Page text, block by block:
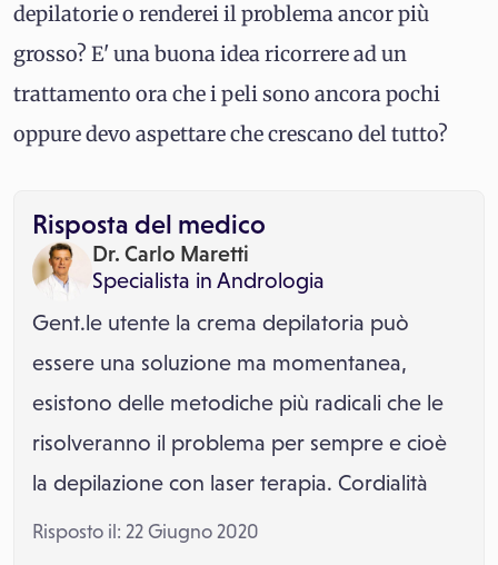
depilatorie o renderei il problema ancor più
grosso? E' una buona idea ricorrere ad un
trattamento ora che i peli sono ancora pochi
oppure devo aspettare che crescano del tutto?
Risposta del medico
Dr. Carlo Maretti
Specialista in Andrologia
Gent.le utente la crema depilatoria può
essere una soluzione ma momentanea,
esistono delle metodiche più radicali che le
risolveranno il problema per sempre e cioè
la depilazione con laser terapia. Cordialità
Risposto il: 22 Giugno 2020